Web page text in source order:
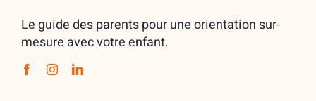
Le guide des parents pour une orientation sur-
mesure avec votre enfant.